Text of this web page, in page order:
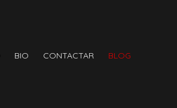
BIO CONTACTAR BLOG